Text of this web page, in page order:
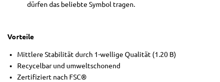
dürfen das beliebte Symbol tragen.
Vorteile
Mittlere Stabilität durch 1-wellige Qualität (1.20 B)
Recycelbar und umweltschonend
Zertifiziert nach FSC®